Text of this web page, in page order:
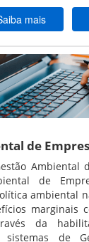
mais
de
Ambiental
de
ambiental
marginais
da
sistemas de